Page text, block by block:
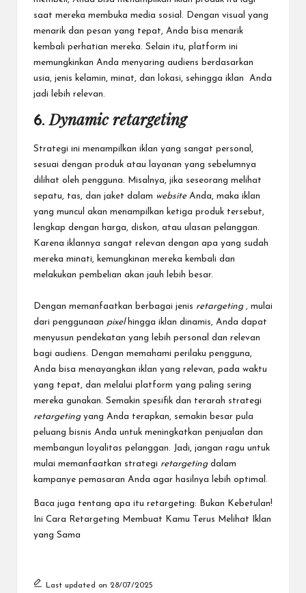
saat mereka membuka media sosial. Dengan visual yang
menarik dan pesan yang tepat, Anda bisa menarik
kembali perhatian mereka. Selain itu, platform ini
memungkinkan Anda menyaring audiens berdasarkan
usia, jenis kelamin, minat, dan lokasi, sehingga iklan Anda
jadi lebih relevan.
6.Dynamic retargeting
Strategi ini menampilkan iklan yang sangat personal,
sesuai dengan produk atau layanan yang sebelumnya
dilihat oleh pengguna. Misalnya, jika seseorang melihat
sepatu, tas, dan jaket dalam website Anda, maka iklan
yang muncul akan menampilkan ketiga produk tersebut,
lengkap dengan harga, diskon, atau ulasan pelanggan.
Karena iklannya sangat relevan dengan apa yang sudah
mereka minati, kemungkinan mereka kembali dan
melakukan pembelian akan jauh lebih besar.
Dengan memanfaatkan berbagai jenis retargeting , mulai
dari penggunaan pixelhingga iklan dinamis, Anda dapat
menyusun pendekatan yang lebih personal dan relevan
bagi audiens. Dengan memahami perilaku pengguna,
Anda bisa menayangkan iklan yang relevan, pada waktu
yang tepat, dan melalui platform yang paling sering
mereka gunakan. Semakin spesifik dan terarah strategi
retargeting yang Anda terapkan, semakin besar pula
peluang bisnis Anda untuk meningkatkan penjualan dan
membangun loyalitas pelanggan. Jadi, jangan ragu untuk
mulai memanfaatkan strategi retargeting dalam
kampanye pemasaran Anda agar hasilnya lebih optimal.
Baca juga tentang apa itu retargeting:
Bukan Kebetulan!
Ini Cara Retargeting Membuat Kamu Terus Melihat Iklan
yang Sama
Last updated on 28/07/2025